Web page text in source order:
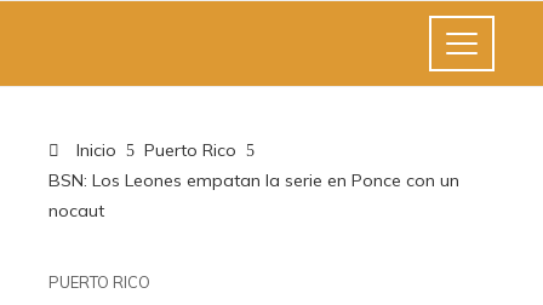
Inicio
Puerto Rico
BSN: Los Leones empatan la serie en Ponce con un
nocaut
PUERTO RICO